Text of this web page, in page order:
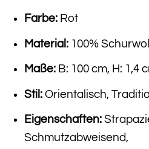
Farbe:Rot
Material:100%
Maße:B: 100 cm, H: 1,4
Stil:Orientalisch,
Eigenschaften:
Schmutzabweisend,